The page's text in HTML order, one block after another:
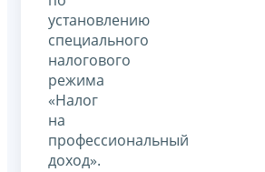
установлению
специального
налогового
режима
«Налог
на
профессиональный
доход».